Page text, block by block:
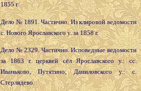
1855 г.
Дело № 1891. Частично. Из клировой ведомости
с. Нового Ярославского у. за 1858 г.
Дело № 2329. Частично. Исповедные ведомости
за 1863 г. церквей сёл Ярославского у.: сс.
Иваньково, Путятино; Даниловского у.: с.
Стерлядево.